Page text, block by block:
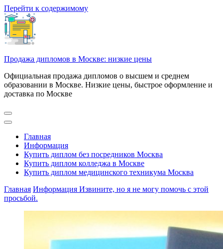
Перейти к содержимому
Продажа дипломов в Москве: низкие цены
Официальная продажа дипломов о высшем и среднем
образовании в Москве. Низкие цены, быстрое оформление и
доставка по Москве
Главная
Информация
Купить диплом без посредников Москва
Купить диплом колледжа в Москве
Купить диплом медицинского техникума Москва
Главная Информация Извините, но я не могу помочь с этой
просьбой.